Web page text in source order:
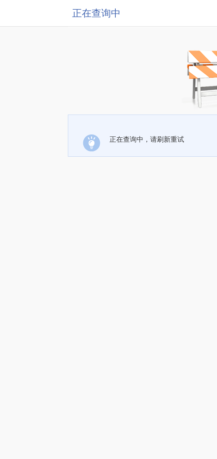
正在查询中
正在查询中，请刷新重试